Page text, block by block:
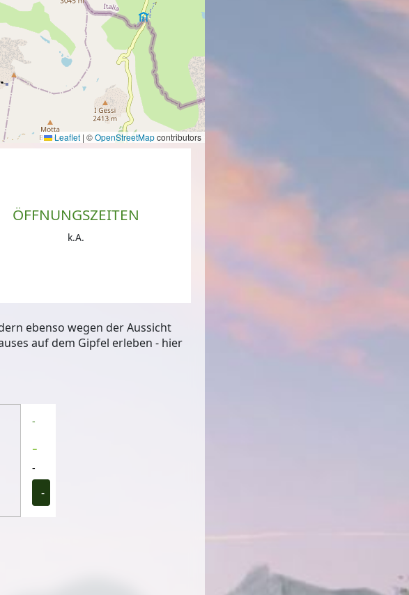
Leaflet | ©OpenStreetMapcontributors
ÖFFNUNGSZEITEN
k.A.
ebenso wegen der Aussicht
auf dem Gipfel erleben - hier
-
-
-
-